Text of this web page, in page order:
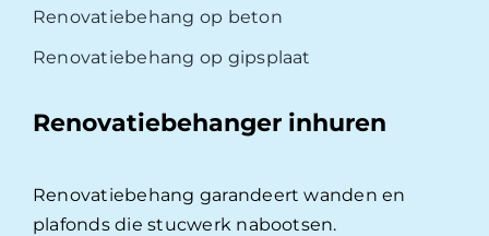
Renovatiebehang op beton
Renovatiebehang op gipsplaat
Renovatiebehanger inhuren
Renovatiebehang garandeert wanden en
plafonds die stucwerk nabootsen.